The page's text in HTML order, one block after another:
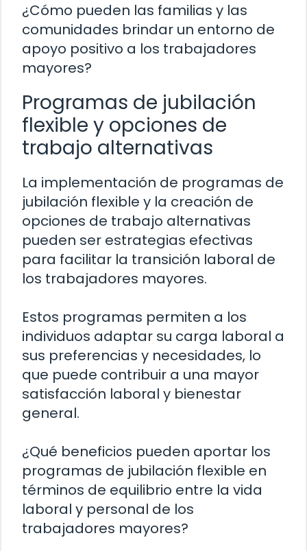
¿Cómo pueden las familias y las
comunidades brindar un entorno de
apoyo positivo a los trabajadores
mayores?
Programas de jubilación
flexible y opciones de
trabajo alternativas
La implementación de programas de
jubilación flexible y la creación de
opciones de trabajo alternativas
pueden ser estrategias efectivas
para facilitar la transición laboral de
los trabajadores mayores.
Estos programas permiten a los
individuos adaptar su carga laboral a
sus preferencias y necesidades, lo
que puede contribuir a una mayor
satisfacción laboral y bienestar
general.
¿Qué beneficios pueden aportar los
programas de jubilación flexible en
términos de equilibrio entre la vida
laboral y personal de los
trabajadores mayores?